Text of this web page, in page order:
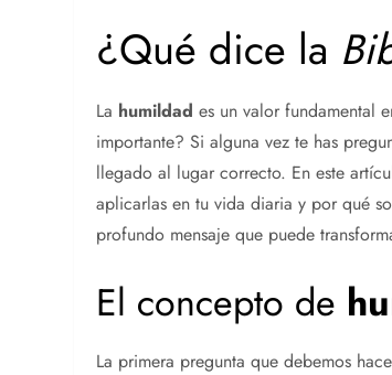
¿Qué dice la
La humildad es un valor fundamental
importante? Si alguna vez te has
llegado al lugar correcto. En este
aplicarlas en tu vida diaria y por qué
profundo mensaje que puede
El concepto de
La primera pregunta que debemos